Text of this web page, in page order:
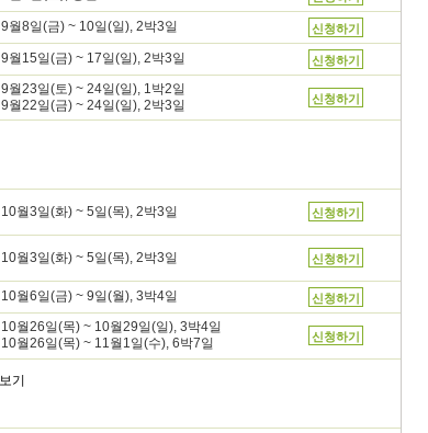
9월8일(금) ~ 10일(일), 2박3일 신청하기
9월15일(금) ~ 17일(일), 2박3일 신청하기
9월23일(토) ~ 24일(일), 1박2일
9월22일(금) ~ 24일(일), 2박3일
신청하기
10월3일(화) ~ 5일(목), 2박3일 신청하기
10월3일(화) ~ 5일(목), 2박3일 신청하기
10월6일(금) ~ 9일(월), 3박4일 신청하기
10월26일(목) ~ 10월29일(일), 3박4일
10월26일(목) ~ 11월1일(수), 6박7일
신청하기